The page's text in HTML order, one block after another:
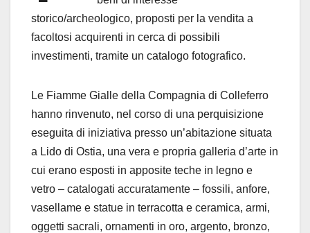
storico/archeologico, proposti per la vendita a
facoltosi acquirenti in cerca di possibili
investimenti, tramite un catalogo fotografico.
Le Fiamme Gialle della Compagnia di Colleferro
hanno rinvenuto, nel corso di una perquisizione
eseguita di iniziativa presso un’abitazione situata
a Lido di Ostia, una vera e propria galleria d’arte in
cui erano esposti in apposite teche in legno e
vetro – catalogati accuratamente – fossili, anfore,
vasellame e statue in terracotta e ceramica, armi,
oggetti sacrali, ornamenti in oro, argento, bronzo,